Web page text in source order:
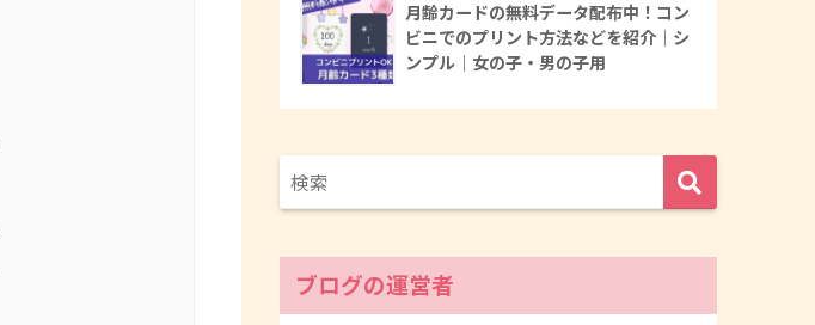
月齢カードの無料データ配布中！コン
ビニでのプリント方法などを紹介｜シ
ンプル｜女の子・男の子用
ブログの運営者